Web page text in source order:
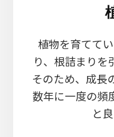
植物を育てて
り、根詰まりを
そのため、成長
数年に一度の頻
と